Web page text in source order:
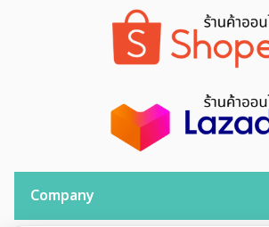
Company